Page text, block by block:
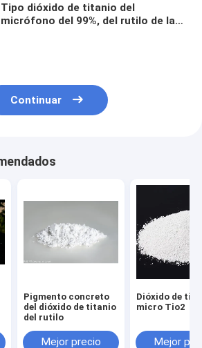
Tipo dióxido de titanio del
micrófono del 99%, del rutilo de la
Continuar
Pigmento concreto
del dióxido de titanio
del rutilo
Mejor precio
Dióxido de
micro Tio2
Mejor